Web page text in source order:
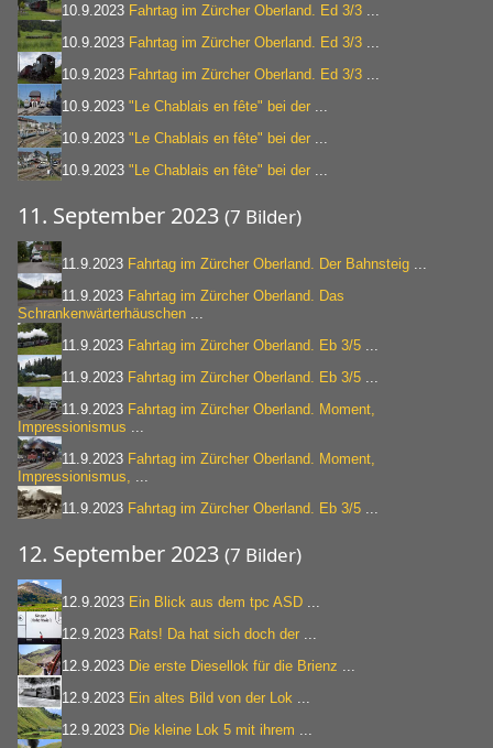
10.9.2023 Fahrtag im Zürcher Oberland. Ed 3/3 ...
10.9.2023 Fahrtag im Zürcher Oberland. Ed 3/3 ...
10.9.2023 Fahrtag im Zürcher Oberland. Ed 3/3 ...
10.9.2023 "Le Chablais en fête" bei der ...
10.9.2023 "Le Chablais en fête" bei der ...
10.9.2023 "Le Chablais en fête" bei der ...
11. September 2023 (7 Bilder)
11.9.2023 Fahrtag im Zürcher Oberland. Der Bahnsteig ...
11.9.2023 Fahrtag im Zürcher Oberland. Das
Schrankenwärterhäuschen ...
11.9.2023 Fahrtag im Zürcher Oberland. Eb 3/5 ...
11.9.2023 Fahrtag im Zürcher Oberland. Eb 3/5 ...
11.9.2023 Fahrtag im Zürcher Oberland. Moment,
Impressionismus ...
11.9.2023 Fahrtag im Zürcher Oberland. Moment,
Impressionismus, ...
11.9.2023 Fahrtag im Zürcher Oberland. Eb 3/5 ...
12. September 2023 (7 Bilder)
12.9.2023 Ein Blick aus dem tpc ASD ...
12.9.2023 Rats! Da hat sich doch der ...
12.9.2023 Die erste Diesellok für die Brienz ...
12.9.2023 Ein altes Bild von der Lok ...
12.9.2023 Die kleine Lok 5 mit ihrem ...